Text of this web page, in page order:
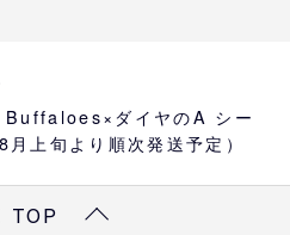
Buffaloes×ダイヤのA シー
上旬より順次発送予定）
TOP